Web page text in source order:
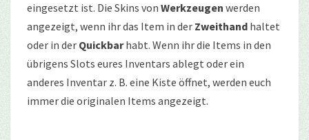
eingesetzt ist. Die Skins von Werkzeugen werden
angezeigt, wenn ihr das Item in der Zweithand haltet
oder in der Quickbarhabt. Wenn ihr die Items in den
übrigens Slots eures Inventars ablegt oder ein
anderes Inventar z. B. eine Kiste öffnet, werden euch
immer die originalen Items angezeigt.